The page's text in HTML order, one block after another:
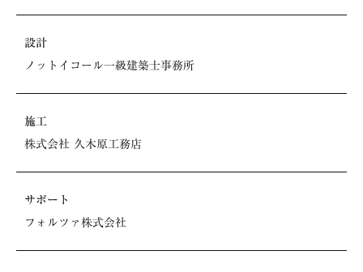
設計
ノットイコール一級建築士事務所
施工
株式会社 久木原工務店
サポート
フォルツァ株式会社